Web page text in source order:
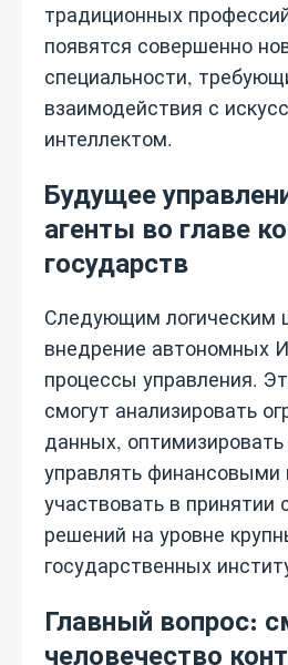
традиционных
появятся совершенно
специальности,
взаимодействия с
интеллектом.
Будущее
агенты во главе
государств
Следующим логическим
внедрение автономных
процессы управления.
смогут анализировать
данных, оптимизировать
управлять
участвовать в принятии
решений на уровне
государственных
Главный вопрос:
человечество